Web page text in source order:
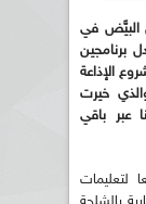
البيَّض في
برنامجين
الإذاعة
والذي خيرت
عبر باقي
لتعليمات